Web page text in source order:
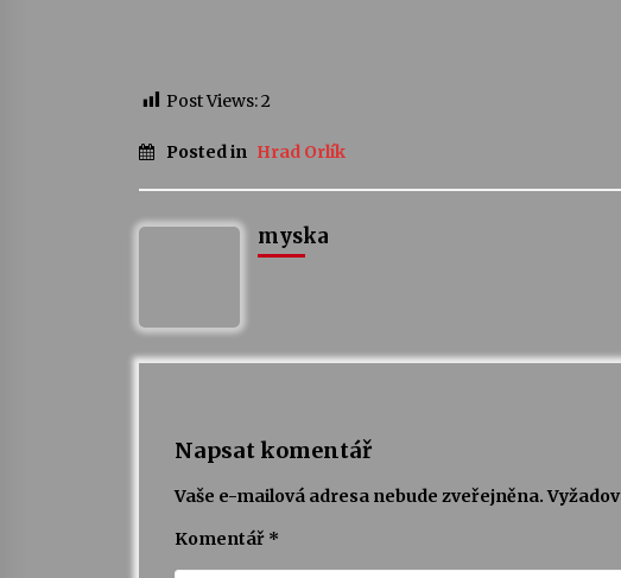
Post Views:2
Posted in Hrad Orlík
myska
Napsat komentář
Vaše e-mailová adresa nebude zveřejněna.
Komentář *